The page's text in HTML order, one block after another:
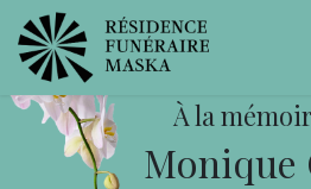
À la
Monique